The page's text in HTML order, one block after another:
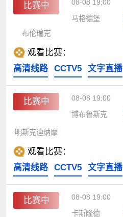
比赛中 08-08 19:00
马格德堡
布伦瑞克
观看比赛：
高清线路
CCTV5 文字直播
比赛中 08-08 19:00
博布鲁斯克
明斯克迪纳摩
观看比赛：
高清线路
CCTV5 文字直播
比赛中 08-08 19:00
卡斯隆德